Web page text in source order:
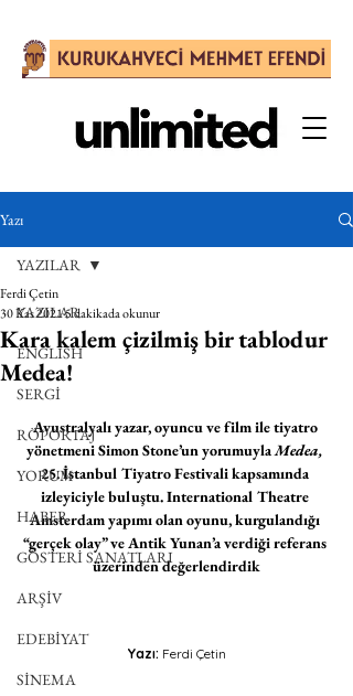
Yazı
YAZILAR
ENGLISH
SERGİ
RÖPORTAJ
YORUM
HABER
GÖSTERİ SANATLARI
ARŞİV
EDEBİYAT
SİNEMA
YAZILAR
Kara kalem çizilmiş bir tablodur
Medea!
Ferdi Çetin
30 Kas 20215 dakikada okunur
Avustralyalı yazar, oyuncu ve film ile tiyatro
yönetmeni Simon Stone’un yorumuyla Medea,
25. İstanbul Tiyatro Festivali kapsamında
izleyiciyle buluştu. International Theatre
Amsterdam yapımı olan oyunu, kurgulandığı
“gerçek olay” ve Antik Yunan’a verdiği referans
üzerinden değerlendirdik
Yazı: Ferdi Çetin